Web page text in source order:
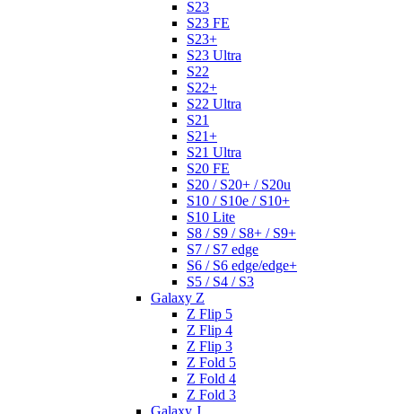
S23
S23 FE
S23+
S23 Ultra
S22
S22+
S22 Ultra
S21
S21+
S21 Ultra
S20 FE
S20 / S20+ / S20u
S10 / S10e / S10+
S10 Lite
S8 / S9 / S8+ / S9+
S7 / S7 edge
S6 / S6 edge/edge+
S5 / S4 / S3
Galaxy Z
Z Flip 5
Z Flip 4
Z Flip 3
Z Fold 5
Z Fold 4
Z Fold 3
Galaxy J